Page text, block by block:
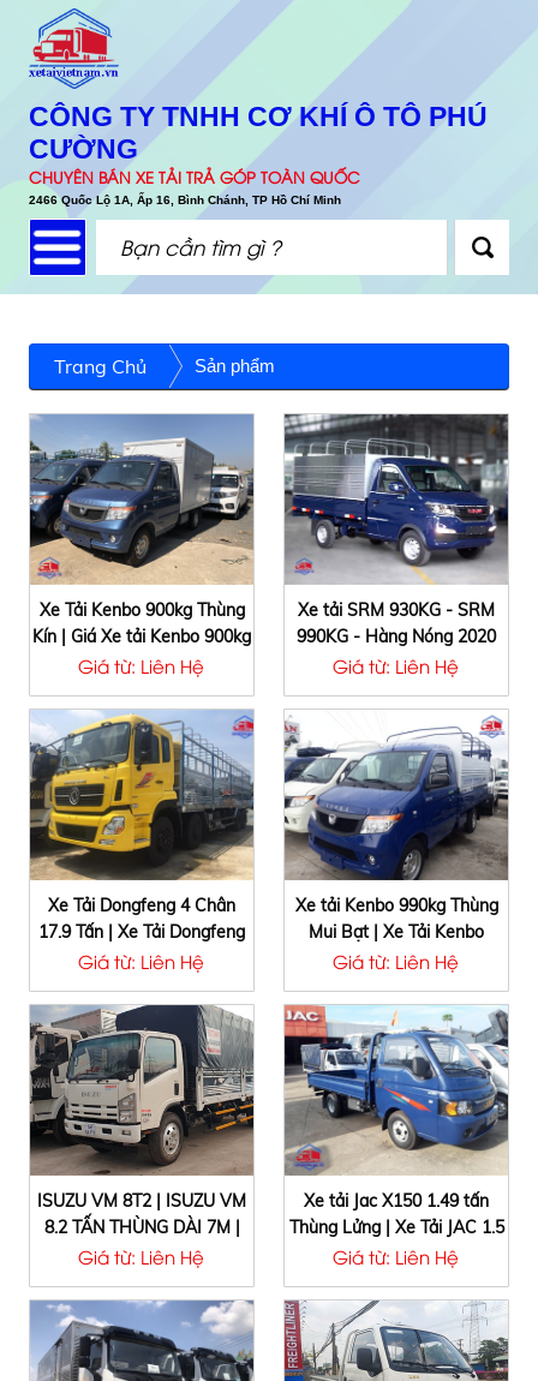
CÔNG TY TNHH CƠ KHÍ Ô TÔ PHÚ
CƯỜNG
CHUYÊN BÁN XE TẢI TRẢ GÓP TOÀN QUỐC
2466 Quốc Lộ 1A, Ấp 16, Bình Chánh, TP Hồ Chí Minh
Trang Chủ Sản phẩm
Xe Tải Kenbo 900kg Thùng
Kín | Giá Xe tải Kenbo 900kg
| Kenbo Thùng Kín
Giá từ: Liên Hệ
Xe tải SRM 930KG - SRM
990KG - Hàng Nóng 2020
Giá Rẻ Full Đồ Chơi -
990kg
Giá từ: Liên Hệ
Xe Tải Dongfeng 4 Chân
17.9 Tấn | Xe Tải Dongfeng
17T9 ISL315 | Giá Xe tải
Giá từ: Liên Hệ
Xe tải Kenbo 990kg Thùng
Mui Bạt | Xe Tải Kenbo
Thùng Bạt 990kg, Kenbo
Giá từ: Liên Hệ
ISUZU VM 8T2 | ISUZU VM
8.2 TẤN THÙNG DÀI 7M |
ISUZU 8T2 | ISUZU 8.2 TẤN |
Giá từ: Liên Hệ
Xe tải Jac X150 1.49 tấn
Thùng Lửng | Xe Tải JAC 1.5
Tấn - X150 Thùng Lửng | Jac
Jac X150 Tải Trọng 1T5
Thùng Lửng
Giá từ: Liên Hệ